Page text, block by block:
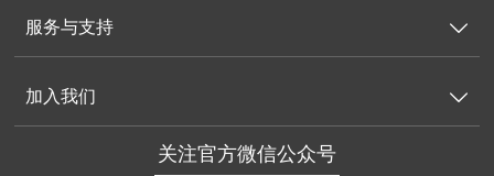
服务与支持 
加入我们 
关注官方微信公众号